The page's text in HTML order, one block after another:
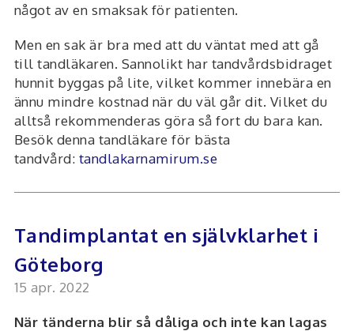
något av en smaksak för patienten.
Men en sak är bra med att du väntat med att gå
till tandläkaren. Sannolikt har tandvårdsbidraget
hunnit byggas på lite, vilket kommer innebära en
ännu mindre kostnad när du väl går dit. Vilket du
alltså rekommenderas göra så fort du bara kan.
Besök denna tandläkare för bästa
tandvård: tandlakarnamirum.se
Tandimplantat en självklarhet i
Göteborg
15 apr. 2022
När tänderna blir så dåliga och inte kan lagas